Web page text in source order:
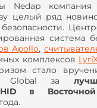
Nedap
целый ряд
система
Apollo,
комплексов
стало
Globalза
HID в